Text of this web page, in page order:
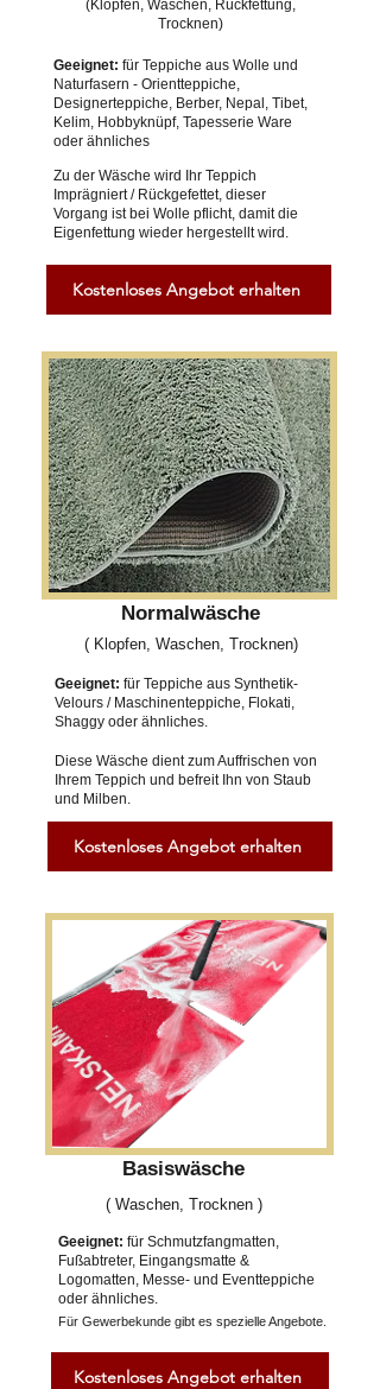
(Klopfen, Waschen, Rückfettung,
Trocknen)
Geeignet: für Teppiche aus Wolle und
Naturfasern - Orientteppiche,
Designerteppiche, Berber, Nepal, Tibet,
Kelim, Hobbyknüpf, Tapesserie Ware
oder ähnliches
Zu der Wäsche wird Ihr Teppich
Imprägniert / Rückgefettet, dieser
Vorgang ist bei Wolle pflicht, damit die
Eigenfettung wieder hergestellt wird.
Kostenloses Angebot erhalten
Normalwäsche
( Klopfen, Waschen, Trocknen)
Geeignet: für Teppiche aus Synthetik-
Velours / Maschinenteppiche, Flokati,
Shaggy oder ähnliches.
Diese Wäsche dient zum Auffrischen von
Ihrem Teppich und befreit Ihn von Staub
und Milben.
Kostenloses Angebot erhalten
Basiswäsche
( Waschen, Trocknen )
Geeignet: für Schmutzfangmatten,
Fußabtreter, Eingangsmatte &
Logomatten, Messe- und Eventteppiche
oder ähnliches.
Für Gewerbekunde gibt es spezielle Angebote.
Kostenloses Angebot erhalten